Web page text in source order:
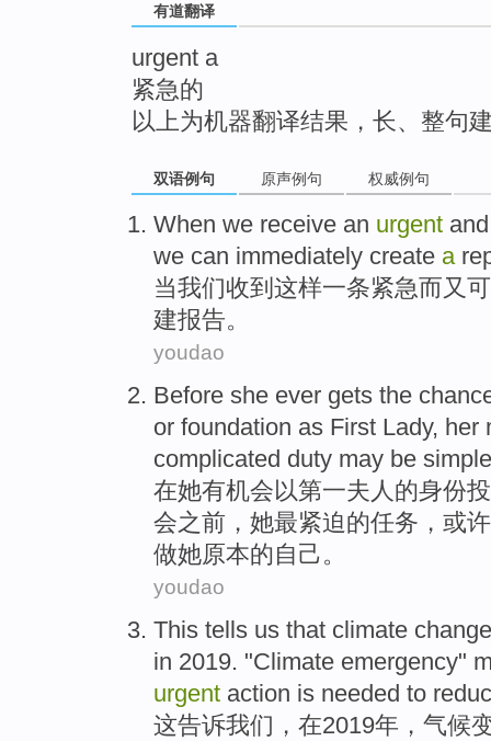
有道翻译
urgent a
紧急的
以上为机器翻译结果，长、整句
双语例句 原声例句 权威例句
When we receive an urgent and
we can immediately create a
当我们收到这样一条紧急而又
建报告。
youdao
Before she ever gets the
or foundation as First Lady, her
complicated duty may be
在她有机会以第一夫人的身份
会之前， 她最紧迫的任务， 或
做她原本的自己。
youdao
This tells us that climate
in 2019. "Climate emergency"
urgent action is needed to
这告诉我们，在2019年，气候